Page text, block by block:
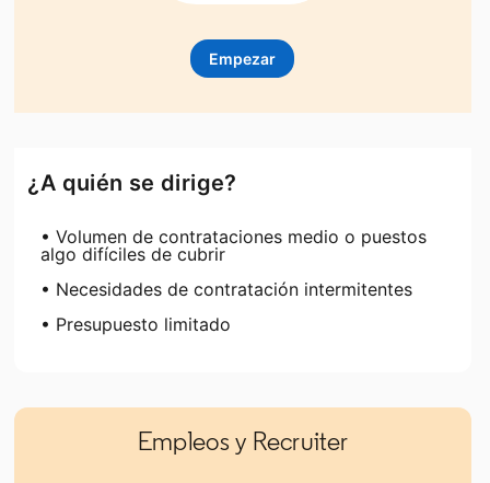
Empezaropens in a new tab
¿A quién se dirige?
• Volumen de contrataciones medio o puestos
algo difíciles de cubrir
• Necesidades de contratación intermitentes
• Presupuesto limitado
Empleos y Recruiter